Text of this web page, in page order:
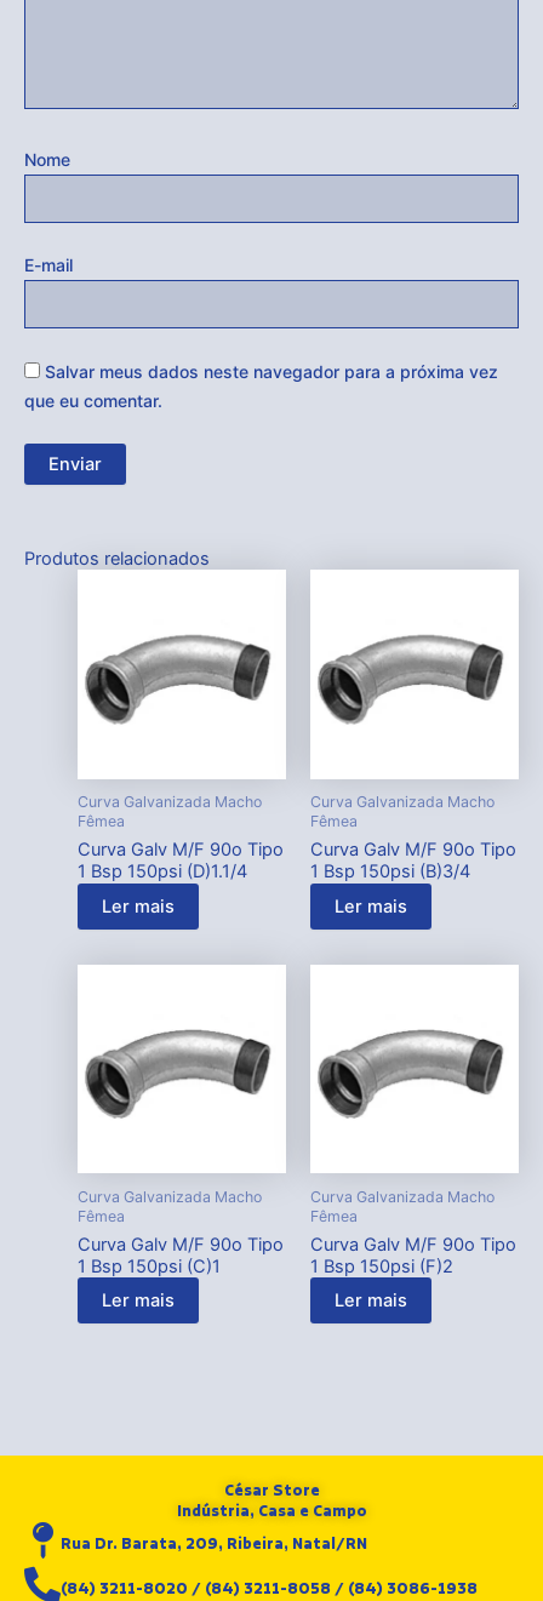
Nome
E-mail
Salvar meus dados neste navegador para a próxima vez
que eu comentar.
Produtos relacionados
Curva Galvanizada Macho
Fêmea
Curva Galv M/F 90o Tipo
1 Bsp 150psi (D)1.1/4
Ler mais
Curva Galvanizada Macho
Fêmea
Curva Galv M/F 90o Tipo
1 Bsp 150psi (B)3/4
Ler mais
Curva Galvanizada Macho
Fêmea
Curva Galv M/F 90o Tipo
1 Bsp 150psi (C)1
Ler mais
Curva Galvanizada Macho
Fêmea
Curva Galv M/F 90o Tipo
1 Bsp 150psi (F)2
Ler mais
César Store
Indústria, Casa e Campo
Rua Dr. Barata, 209, Ribeira, Natal/RN
(84) 3211-8020 / (84) 3211-8058 / (84) 3086-1938